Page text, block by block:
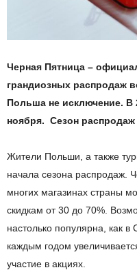
Черная Пятница –
грандиозных распродаж
Польша не исключение. В
ноября. Сезон
Жители Польши, а также
начала сезона распродаж.
многих магазинах страны
скидкам от 30 до 70%.
настолько популярна, как
каждым годом
участие в акциях.